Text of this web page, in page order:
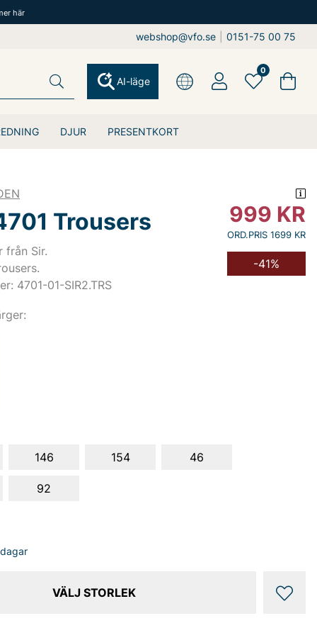
här
webshop@vfo.se 0151-75 00 75
DJUR PRESENTKORT
AI-läge
0
Trousers
från Sir.
4701-01-SIR2.TRS
999 KR
ORD.PRIS 1699 KR
-41%
146 154 46
92
VÄLJ STORLEK